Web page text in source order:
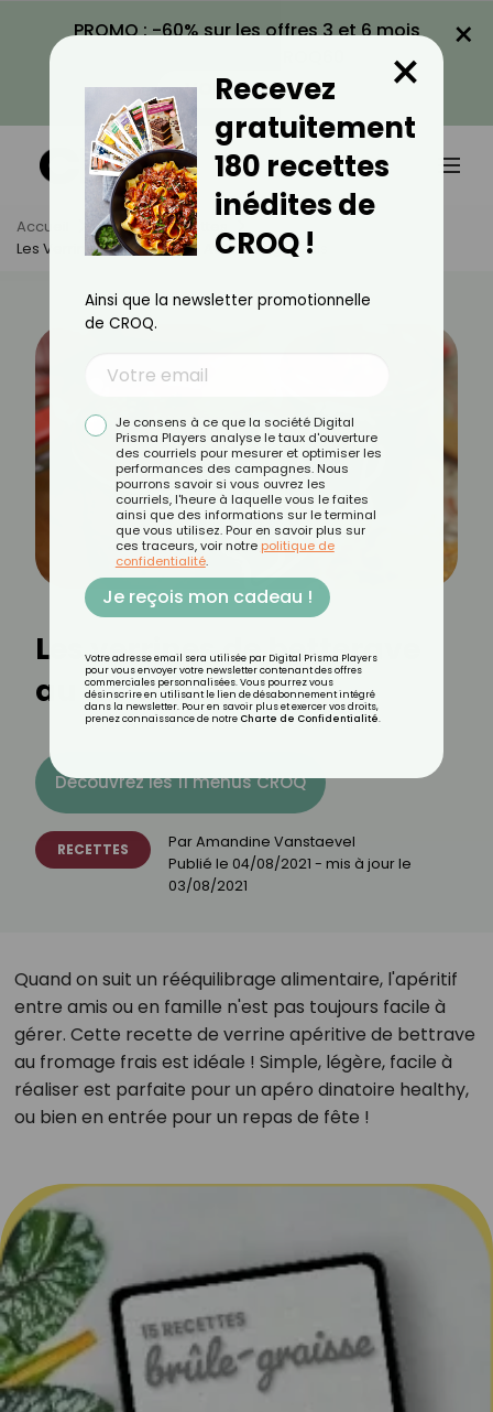
PROMO : -60% sur les offres 3 et 6 mois
VOIR LA PROMO
×
Accueil Actus
Recettes
Les Verrines De Betterave Au Fromage Frais
Les verrines de betterave
au fromage frais
Découvrez les 11 menus CROQ
RECETTES ParAmandine Vanstaevel
Publié le 04/08/2021 - mis à jour le
03/08/2021
Quand on suit un rééquilibrage alimentaire, l'apéritif
entre amis ou en famille n'est pas toujours facile à
gérer. Cette recette de verrine apéritive de bettrave
au fromage frais est idéale ! Simple, légère, facile à
réaliser est parfaite pour un apéro dinatoire healthy,
ou bien en entrée pour un repas de fête !
Recevez
gratuitement
180 recettes
inédites de
CROQ !
×
Ainsi que la newsletter promotionnelle
de CROQ.
Je consens à ce que la société Digital
Prisma Players analyse le taux d'ouverture
des courriels pour mesurer et optimiser les
performances des campagnes. Nous
pourrons savoir si vous ouvrez les
courriels, l'heure à laquelle vous le faites
ainsi que des informations sur le terminal
que vous utilisez. Pour en savoir plus sur
ces traceurs, voir notre politique de
confidentialité.
Je reçois mon cadeau !
Votre adresse email sera utilisée par Digital Prisma Players
pour vous envoyer votre newsletter contenant des offres
commerciales personnalisées. Vous pourrez vous
désinscrire en utilisant le lien de désabonnement intégré
dans la newsletter. Pour en savoir plus et exercer vos droits,
prenez connaissance de notre Charte de Confidentialité.